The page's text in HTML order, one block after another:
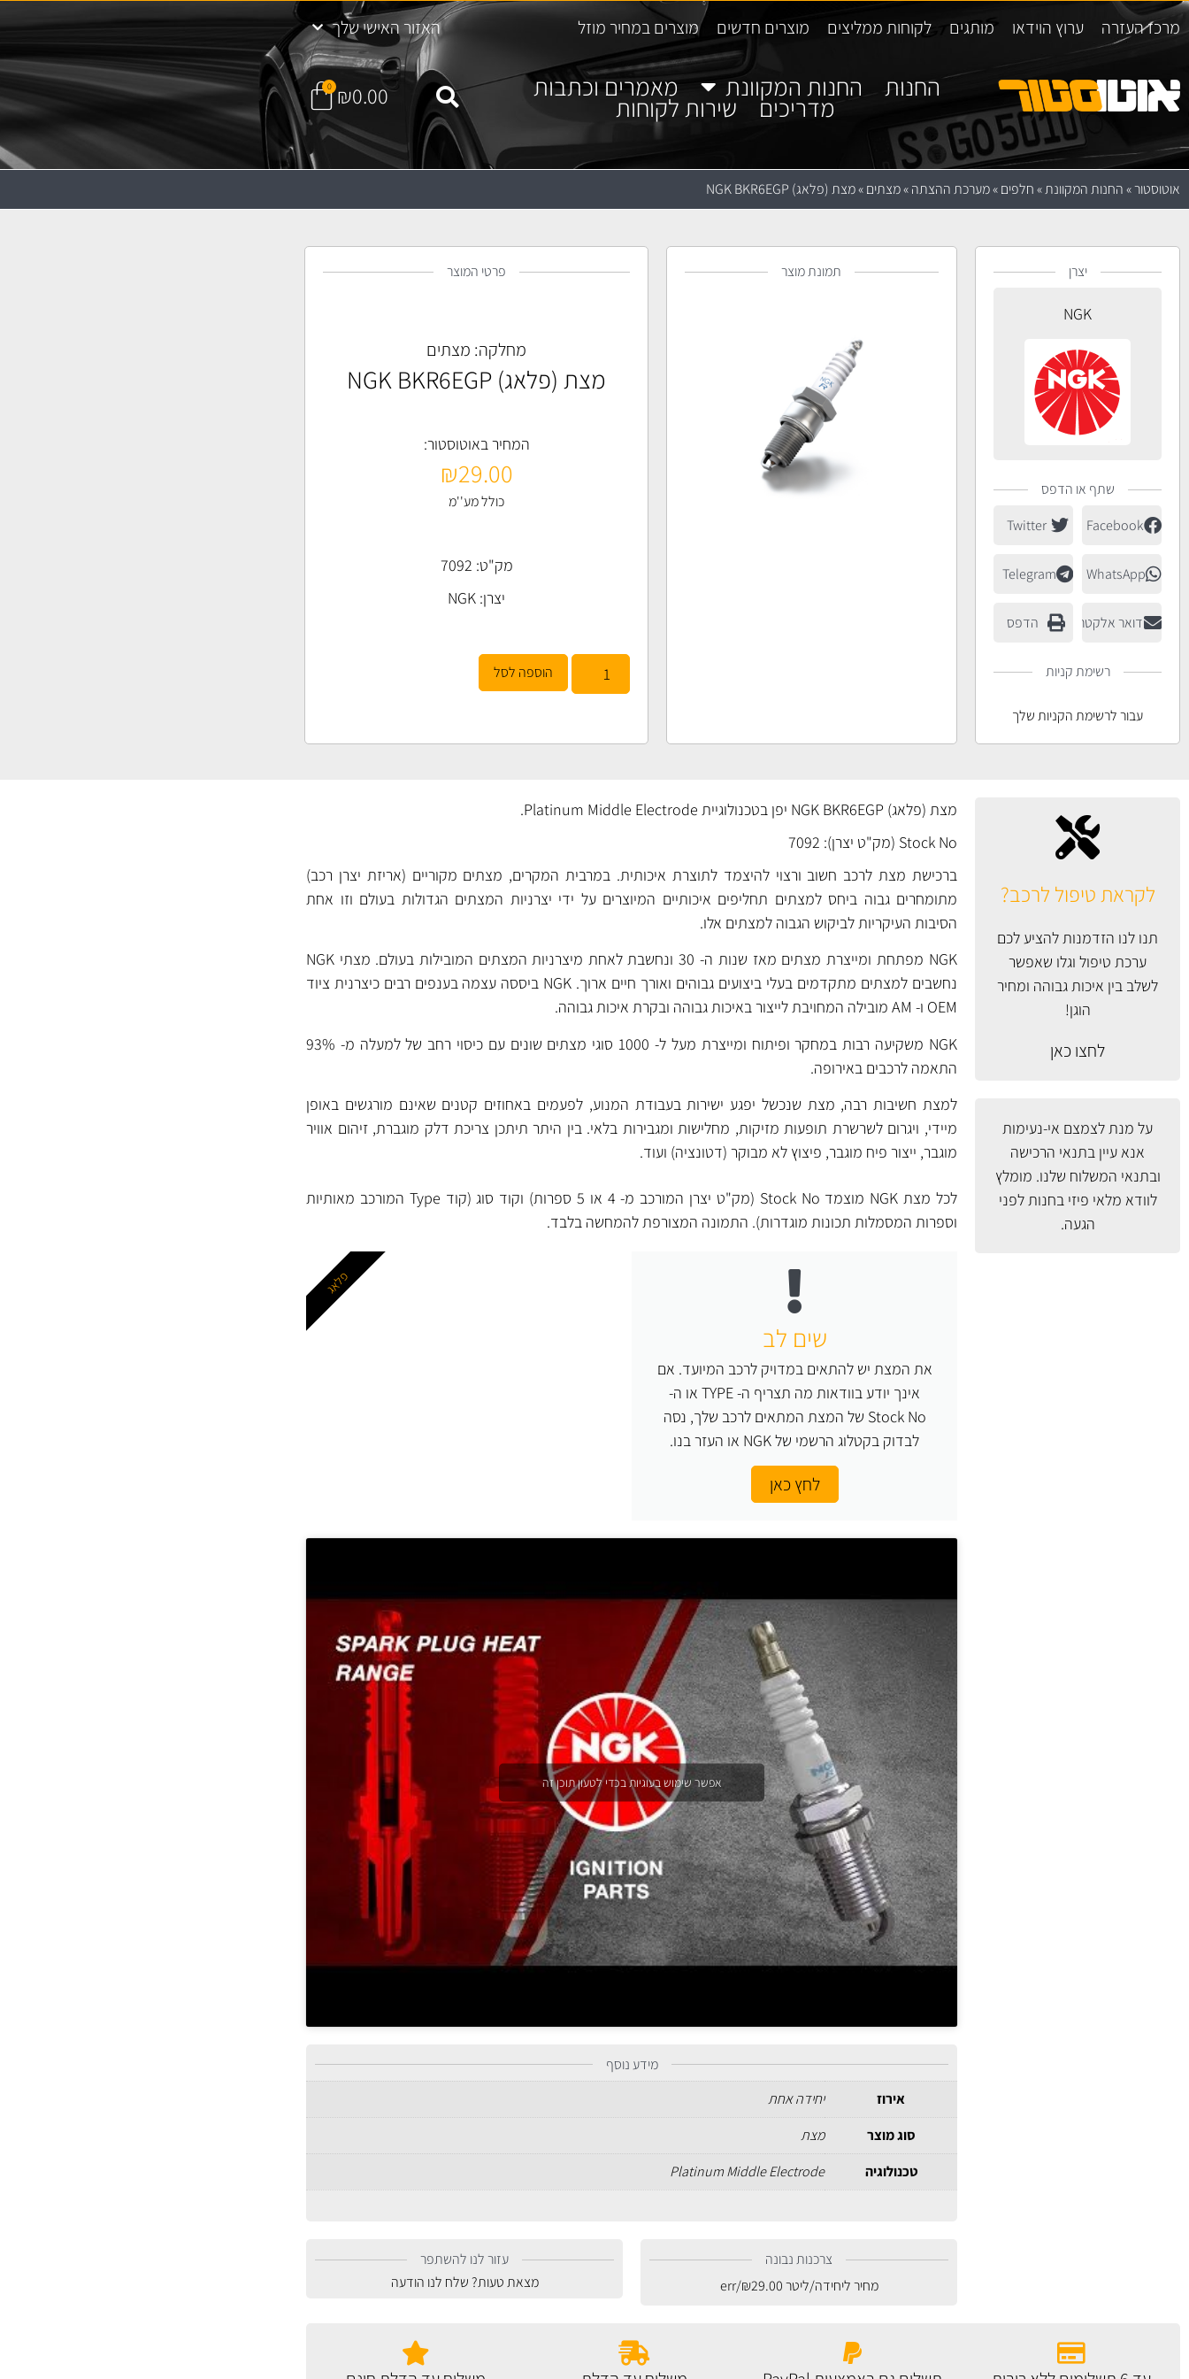
מרכז העזרה ערוץ הוידאו מותגים לקוחות ממליצים מוצרים חדשים מוצרים במחיר מוזל האזור האישי שלך
החנות החנות המקוונת מאמרים וכתבות
מדריכים שירות לקוחות ₪0.00
0
אוטוסטור»החנות המקוונת»חלפים»מערכת ההצתה»מצתים»מצת (פלאג) NGK BKR6EGP
יצרן
NGK
שתף או הדפס
Facebook
Twitter
WhatsApp
Telegram
דואר אלקטרוני הדפס
רשימת קניות
עבור לרשימת הקניות שלך
תמונת מוצר פרטי המוצר
מחלקה: מצתים
מצת (פלאג) NGK BKR6EGP
המחיר באוטוסטור:
₪29.00
כולל מע''מ
מק"ט: 7092
יצרן: NGK
הוספה לסל
לקראת טיפול לרכב?
תנו לנו הזדמנות להציע לכם
ערכת טיפול וגלו שאפשר
לשלב בין איכות גבוהה ומחיר
הוגן!
לחצו כאן
על מנת לצמצם אי-נעימות
אנא עיין בתנאי הרכישה
ובתנאי המשלוח שלנו. מומלץ
לוודא מלאי פיזי בחנות לפני
הגעה.
מצת (פלאג) NGK BKR6EGP יפן בטכנולוגיית Platinum Middle Electrode.
Stock No (מק"ט יצרן): 7092
ברכישת מצת לרכב חשוב ורצוי להיצמד לתוצרת איכותית. במרבית המקרים, מצתים מקוריים (אריזת יצרן רכב)
מתומחרים גבוה ביחס למצתים תחליפים איכותיים המיוצרים על ידי יצרניות המצתים הגדולות בעולם וזו אחת
הסיבות העיקריות לביקוש הגבוה למצתים אלו.
NGK מפתחת ומייצרת מצתים מאז שנות ה- 30 ונחשבת לאחת מיצרניות המצתים המובילות בעולם. מצתי NGK
נחשבים למצתים מתקדמים בעלי ביצועים גבוהים ואורך חיים ארוך. NGK ביססה עצמה בענפים רבים כיצרנית ציוד
OEM ו- AM מובילה המחויבת לייצור באיכות גבוהה ובקרת איכות גבוהה.
NGK משקיעה רבות במחקר ופיתוח ומייצרת מעל ל- 1000 סוגי מצתים שונים עם כיסוי רחב של למעלה מ- 93%
התאמה לרכבים באירופה.
למצת חשיבות רבה, מצת שנכשל יפגע ישירות בעבודת המנוע, לפעמים באחוזים קטנים שאינם מורגשים באופן
מיידי, ויגרום לשרשרת תופעות מזיקות, מחלישות ומגבירות בלאי. בין היתר תיתכן צריכת דלק מוגברת, זיהום אוויר
מוגבר, ייצור פיח מוגבר, פיצוץ לא מבוקר (דטונציה) ועוד.
לכל מצת NGK מוצמד Stock No (מק"ט יצרן המורכב מ- 4 או 5 ספרות) וקוד סוג (קוד Type המורכב מאותיות
וספרות המסמלות תכונות מוגדרות). התמונה המצורפת להמחשה בלבד.
שים לב
את המצת יש להתאים במדויק לרכב המיועד. אם
אינך יודע בוודאות מה תצריף ה- TYPE או ה-
Stock No של המצת המתאים לרכב שלך, נסה
לבדוק בקטלוג הרשמי של NGK או העזר בנו.
לחץ כאן
פלאג
אפשר שימוש בעוגיות בכדי לטעון תוכן זה
מידע נוסף
אירוז
יחידה אחת
סוג מוצר
מצת
טכנולוגיה
Platinum Middle Electrode
צרכנות נבונה
מחיר ליחידה/ליטר
₪29.00
/err
עזור לנו להשתפר
מצאת טעות? שלח לנו הודעה